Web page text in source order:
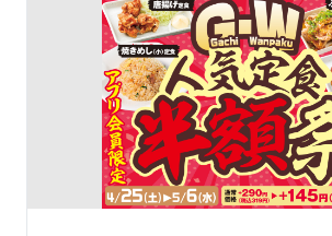
やみつきになること間違いなし。
今年はそこに、やわらかな豚バラチャー
く、にら、卵を加え、ボリュームとパン
ました。
まずは下から豪快に混ぜて、そのままの
そのあとは、お酢でさっぱりと、ラー油
激をプラス。
極めつけは、にんにくや魁力屋特製ヤン